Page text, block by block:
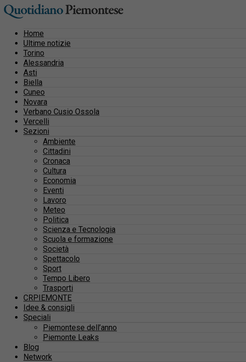
Home
Ultime notizie
Torino
Alessandria
Asti
Biella
Cuneo
Novara
Verbano Cusio Ossola
Vercelli
Sezioni
Ambiente
Cittadini
Cronaca
Cultura
Economia
Eventi
Lavoro
Meteo
Politica
Scienza e Tecnologia
Scuola e formazione
Società
Spettacolo
Sport
Tempo Libero
Trasporti
CRPIEMONTE
Idee & consigli
Speciali
Piemontese dell’anno
Piemonte Leaks
Blog
Network